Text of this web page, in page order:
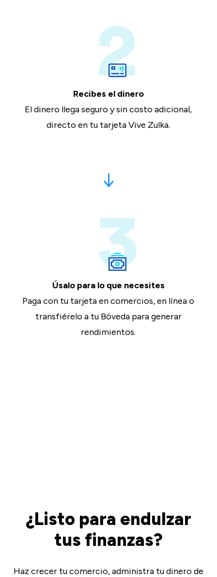
Recibes el dinero
El dinero llega seguro y sin costo adicional,
directo en tu tarjeta Vive Zulka.
↓
Úsalo para lo que necesites
Paga con tu tarjeta en comercios, en línea o
transfiérelo a tu Bóveda para generar
rendimientos.
¿Listo para endulzar
tus finanzas?
Haz crecer tu comercio, administra tu dinero de